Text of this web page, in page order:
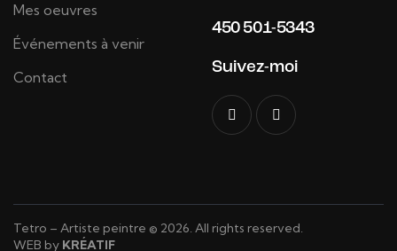
Mes oeuvres
Événements à venir
Contact
450 501-5343
Suivez-moi
Tetro – Artiste peintre © 2026. All rights reserved.
WEB by KRÉATIF